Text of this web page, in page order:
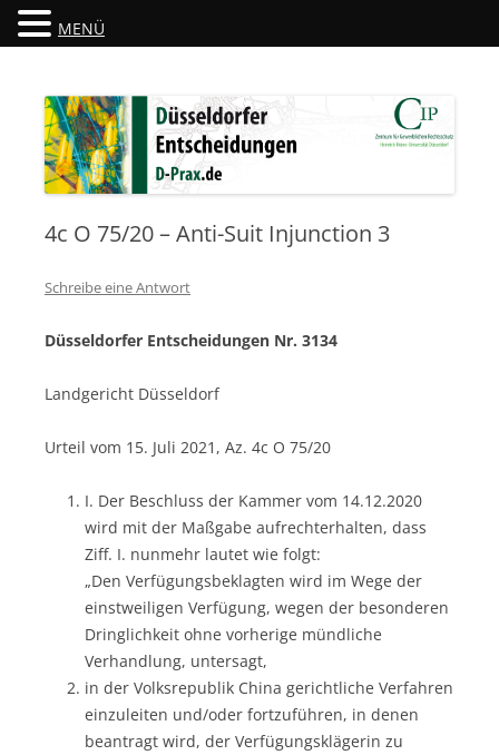
Düsseldorfer Entscheidungen
4c O 75/20 – Anti-Suit Injunction 3
Schreibe eine Antwort
Düsseldorfer Entscheidungen Nr. 3134
Landgericht Düsseldorf
Urteil vom 15. Juli 2021, Az. 4c O 75/20
I. Der Beschluss der Kammer vom 14.12.2020
wird mit der Maßgabe aufrechterhalten, dass
Ziff. I. nunmehr lautet wie folgt:
„Den Verfügungsbeklagten wird im Wege der
einstweiligen Verfügung, wegen der besonderen
Dringlichkeit ohne vorherige mündliche
Verhandlung, untersagt,
in der Volksrepublik China gerichtliche Verfahren
einzuleiten und/oder fortzuführen, in denen
beantragt wird, der Verfügungsklägerin zu
MENÜ